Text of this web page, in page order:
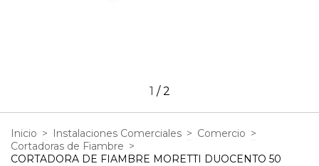
1 /2
Inicio > Instalaciones Comerciales > Comercio >
Cortadoras de Fiambre >
CORTADORA DE FIAMBRE MORETTI DUOCENTO 50